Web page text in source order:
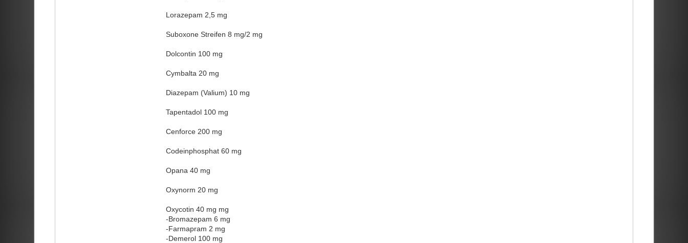
Lorazepam 2,5 mg
Suboxone Streifen 8 mg/2 mg
Dolcontin 100 mg
Cymbalta 20 mg
Diazepam (Valium) 10 mg
Tapentadol 100 mg
Cenforce 200 mg
Codeinphosphat 60 mg
Opana 40 mg
Oxynorm 20 mg
Oxycotin 40 mg mg
-Bromazepam 6 mg
-Farmapram 2 mg
-Demerol 100 mg